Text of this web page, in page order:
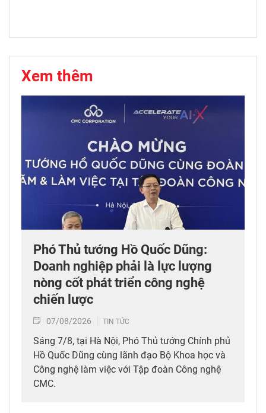
Xem thêm
Phó Thủ tướng Hồ Quốc Dũng:
Doanh nghiệp phải là lực lượng
nòng cốt phát triển công nghệ
chiến lược
07/08/2026 TIN TỨC
Sáng 7/8, tại Hà Nội, Phó Thủ tướng Chính phủ
Hồ Quốc Dũng cùng lãnh đạo Bộ Khoa học và
Công nghệ làm việc với Tập đoàn Công nghệ
CMC.